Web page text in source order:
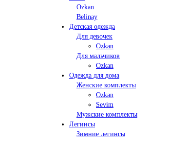
Ozkan
Belinay
Детская одежда
Для девочек
Ozkan
Для мальчиков
Ozkan
Одежда для дома
Женские комплекты
Ozkan
Sevim
Мужские комплекты
Легинсы
Зимние легинсы